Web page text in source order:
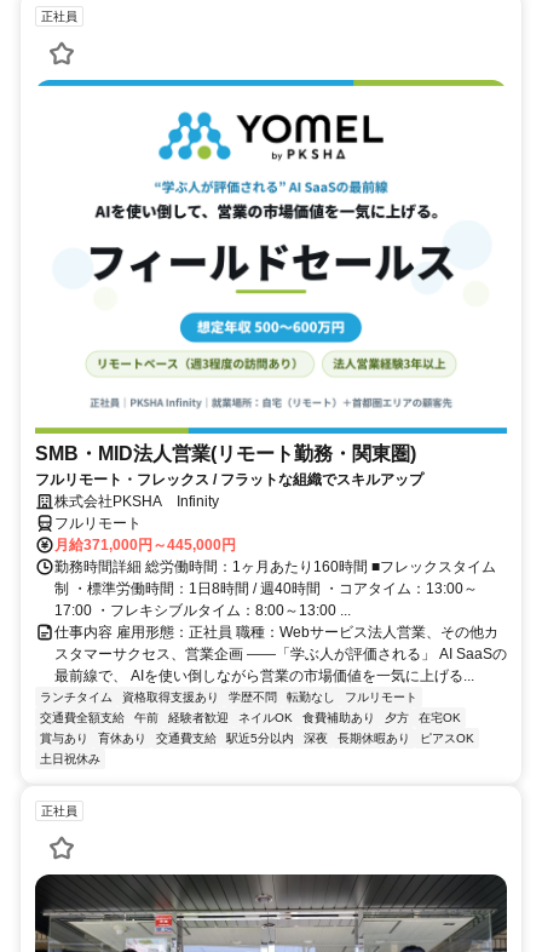
正社員
SMB・MID法人営業(リモート勤務・関東圏)
フルリモート・フレックス / フラットな組織でスキルアップ
株式会社PKSHA Infinity
フルリモート
月給371,000円～445,000円
勤務時間詳細 総労働時間：1ヶ月あたり160時間 ■フレックスタイム
制 ・標準労働時間：1日8時間 / 週40時間 ・コアタイム：13:00～
17:00 ・フレキシブルタイム：8:00～13:00 ...
仕事内容 雇用形態：正社員 職種：Webサービス法人営業、その他カ
スタマーサクセス、営業企画 ――「学ぶ人が評価される」 AI SaaSの
最前線で、 AIを使い倒しながら営業の市場価値を一気に上げる...
ランチタイム 資格取得支援あり 学歴不問 転勤なし
フルリモート
交通費全額支給
午前 経験者歓迎 ネイルOK 食費補助あり 夕方
在宅OK
賞与あり
育休あり 交通費支給 駅近5分以内 深夜 長期休暇あり
ピアスOK
土日祝休み
正社員